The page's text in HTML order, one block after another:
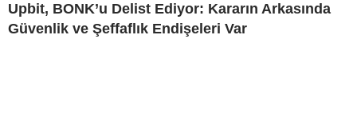
Upbit, BONK’u Delist Ediyor: Kararın Arkasında
Güvenlik ve Şeffaflık Endişeleri Var